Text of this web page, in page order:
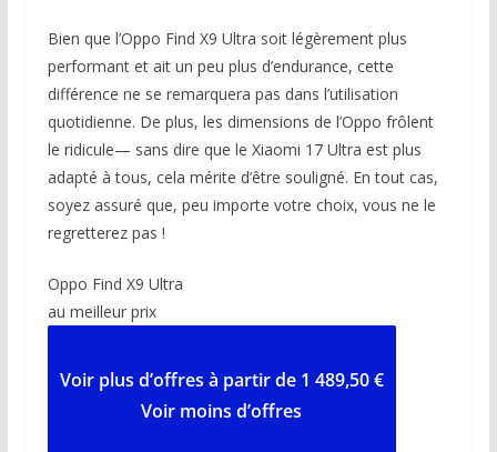
Bien que l’Oppo Find X9 Ultra soit légèrement plus
performant et ait un peu plus d’endurance, cette
différence ne se remarquera pas dans l’utilisation
quotidienne. De plus, les dimensions de l’Oppo frôlent
le ridicule— sans dire que le Xiaomi 17 Ultra est plus
adapté à tous, cela mérite d’être souligné. En tout cas,
soyez assuré que, peu importe votre choix, vous ne le
regretterez pas !
Oppo Find X9 Ultra
au meilleur prix
Voir plus d’offres à partir de 1 489,50 €
Voir moins d’offres